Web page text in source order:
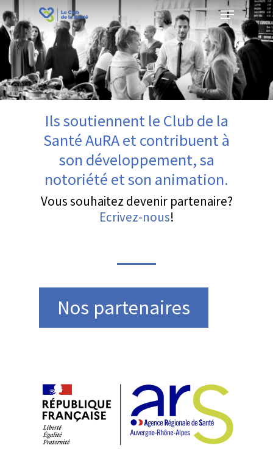
Skip
to
main
content
Menu
Ils soutiennent le Club de la
Santé AuRA et contribuent à
son développement, sa
notoriété et son animation.
Vous souhaitez devenir partenaire?
Ecrivez-nous!
Nos partenaires
Close
Menu